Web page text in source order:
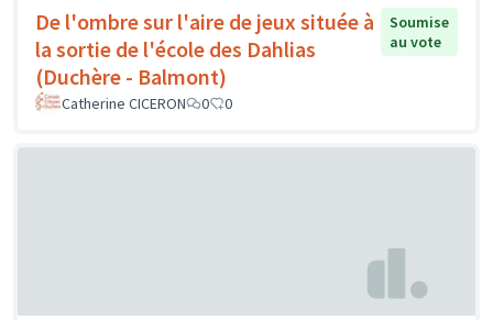
De l'ombre sur l'aire de jeux située à
la sortie de l'école des Dahlias
(Duchère - Balmont)
Soumise
au vote
Catherine CICERON 0 0